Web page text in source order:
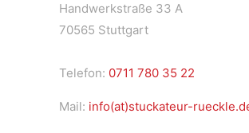
Handwerkstraße 33 A
70565 Stuttgart
Telefon: 0711 780 35 22
Mail: info(at)stuckateur-